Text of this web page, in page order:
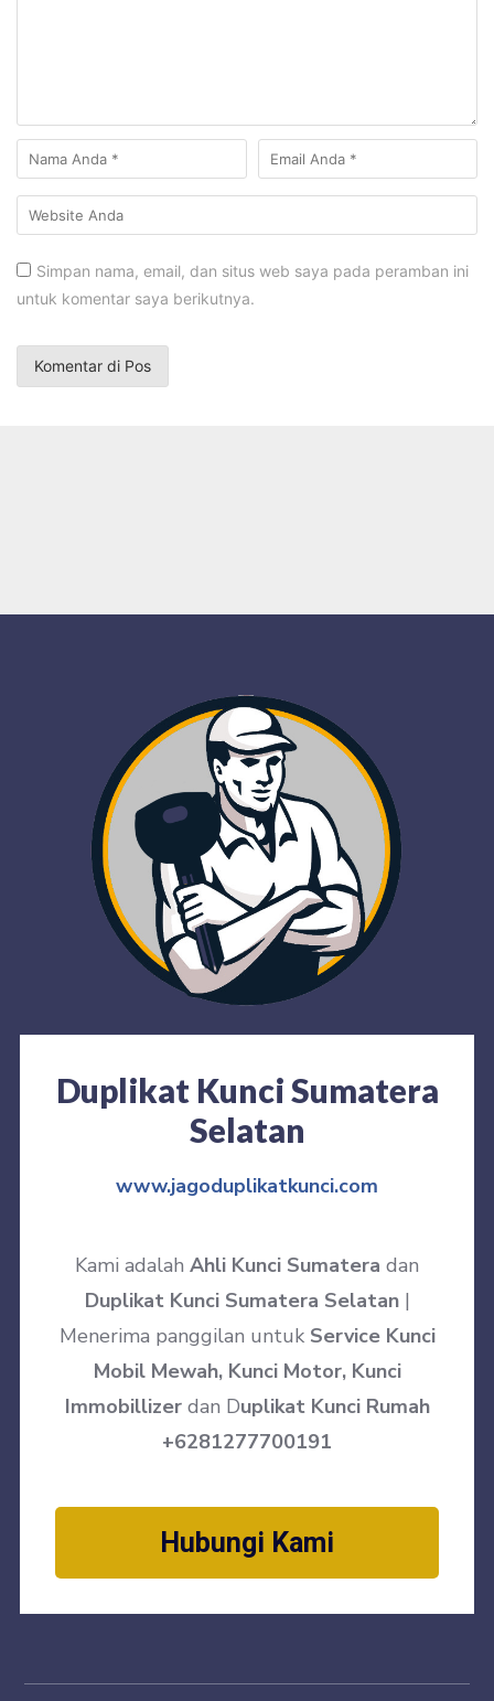
Simpan nama, email, dan situs web saya pada peramban ini
untuk komentar saya berikutnya.
Duplikat Kunci Sumatera
Selatan
www.jagoduplikatkunci.com
Kami adalah Ahli Kunci Sumatera dan
Duplikat Kunci Sumatera Selatan|
Menerima panggilan untuk Service Kunci
Mobil Mewah, Kunci Motor, Kunci
Immobillizerdan Duplikat Kunci Rumah
+6281277700191
Hubungi Kami